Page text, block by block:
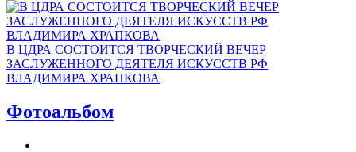
В ЦДРА СОСТОИТСЯ ТВОРЧЕСКИЙ ВЕЧЕР
ЗАСЛУЖЕННОГО ДЕЯТЕЛЯ ИСКУССТВ РФ
ВЛАДИМИРА ХРАПКОВА
Фотоальбом